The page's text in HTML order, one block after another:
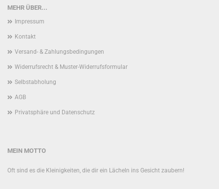
MEHR ÜBER...
Impressum
Kontakt
Versand- & Zahlungsbedingungen
Widerrufsrecht & Muster-Widerrufsformular
Selbstabholung
AGB
Privatsphäre und Datenschutz
MEIN MOTTO
Oft sind es die Kleinigkeiten, die dir ein Lächeln ins Gesicht zaubern!